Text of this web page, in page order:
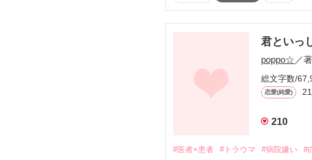
『出会えて幸せでした』
皆さんのご意見ご感想
待ってます！
庵栞様
2014.9.4.～9.26.
悲しくて
そんな自分がもどかしくて
どうにもならない夜が…
君といっ
poppo☆ ／著
総文字数/
恋愛(純愛)
210
#医者×患者 #トラウマ #病院嫌い #